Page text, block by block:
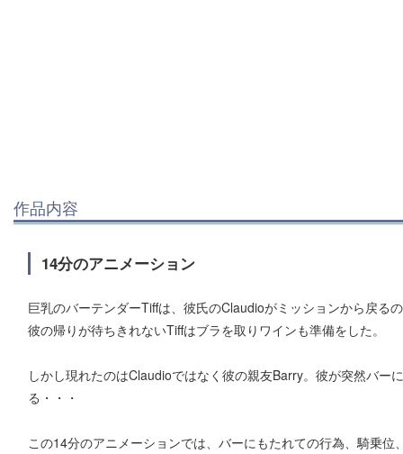
作品内容
14分のアニメーション
巨乳のバーテンダーTiffは、彼氏のClaudioがミッションから戻る
彼の帰りが待ちきれないTiffはブラを取りワインも準備をした。
しかし現れたのはClaudioではなく彼の親友Barry。彼が突然バー
る・・・
この14分のアニメーションでは、バーにもたれての行為、騎乗